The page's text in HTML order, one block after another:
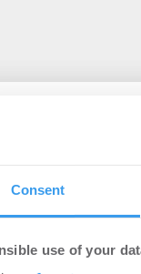
Consent
use of your
auch
Principal